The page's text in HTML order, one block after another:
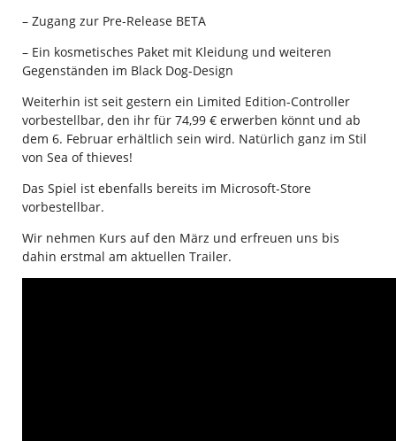
– Zugang zur Pre-Release BETA
– Ein kosmetisches Paket mit Kleidung und weiteren
Gegenständen im Black Dog-Design
Weiterhin ist seit gestern ein Limited Edition-Controller
vorbestellbar, den ihr für 74,99 € erwerben könnt und ab
dem 6. Februar erhältlich sein wird. Natürlich ganz im Stil
von Sea of thieves!
Das Spiel ist ebenfalls bereits im Microsoft-Store
vorbestellbar.
Wir nehmen Kurs auf den März und erfreuen uns bis
dahin erstmal am aktuellen Trailer.